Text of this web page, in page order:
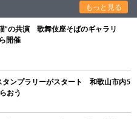
もっと見る
”の共演 歌舞伎座そばのギャラリ
開催
タンプラリーがスタート 和歌山市内5
おう